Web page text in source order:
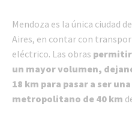
Mendoza es la única ciudad
Aires, en contar con
eléctrico. Las obras
un mayor volumen,
18 km para pasar a ser
metropolitano de 40 km